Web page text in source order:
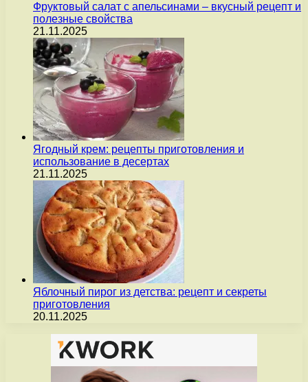
Фруктовый салат с апельсинами – вкусный рецепт и
полезные свойства
21.11.2025
Ягодный крем: рецепты приготовления и
использование в десертах
21.11.2025
Яблочный пирог из детства: рецепт и секреты
приготовления
20.11.2025